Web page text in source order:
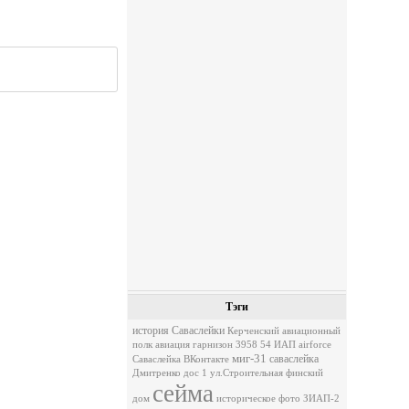
Тэги
история Саваслейки Керченский авиационный
полк авиация гарнизон 3958 54 ИАП airforce
Саваслейка ВКонтакте миг-31 саваслейка
Дмитренко дос 1 ул.Строительная финский
дом сейма историческое фото ЗИАП-2